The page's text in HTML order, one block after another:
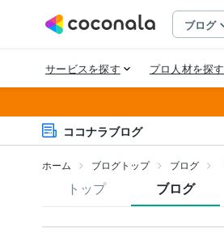
ココナラブログ
ホーム ブログトップ ブログ
トップ ブログ